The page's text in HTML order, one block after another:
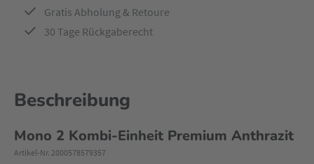
Gratis Abholung & Retoure
30 Tage Rückgaberecht
Beschreibung
Mono 2 Kombi-Einheit Premium Anthrazit
Artikel-Nr. 2000578579357